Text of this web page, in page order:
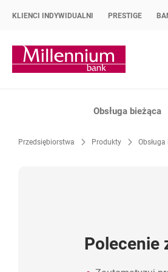
KLIENCI INDYWIDUALNI PRESTIGE
Strona główna Bank Millennium
Obsługa bieżąca
Przedsiębiorstwa Produkty
Polecenie